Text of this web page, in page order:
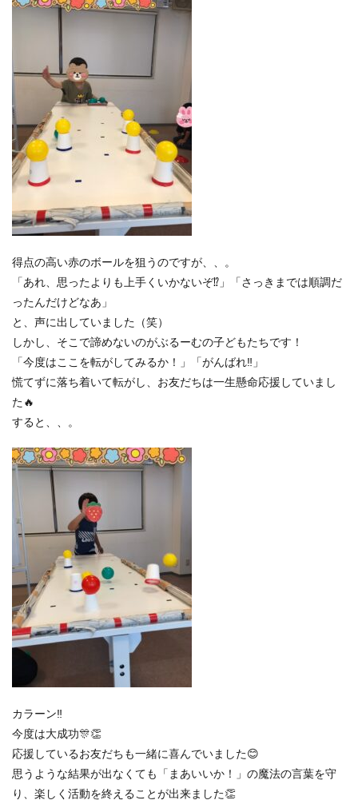
得点の高い赤のボールを狙うのですが、、。
「あれ、思ったよりも上手くいかないぞ⁉」「さっきまでは順調だ
ったんだけどなあ」
と、声に出していました（笑）
しかし、そこで諦めないのがぶるーむの子どもたちです！
「今度はここを転がしてみるか！」「がんばれ‼」
慌てずに落ち着いて転がし、お友だちは一生懸命応援していまし
た🔥
すると、、。
カラーン‼
今度は大成功🎊👏
応援しているお友だちも一緒に喜んでいました😊
思うような結果が出なくても「まあいいか！」の魔法の言葉を守
り、楽しく活動を終えることが出来ました👏